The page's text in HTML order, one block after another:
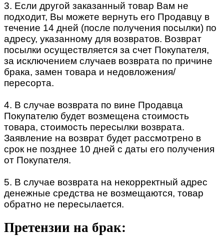
3. Если другой заказанный товар Вам не
подходит, Вы можете вернуть его Продавцу в
течение 14 дней (после получения посылки) по
адресу, указанному для возвратов. Возврат
посылки осуществляется за счет Покупателя,
за исключением случаев возврата по причине
брака, замен товара и недовложения/
пересорта.
4. В случае возврата по вине Продавца
Покупателю будет возмещена стоимость
товара, стоимость пересылки возврата.
Заявление на возврат будет рассмотрено в
срок не позднее 10 дней с даты его получения
от Покупателя.
5. В случае возврата на некорректный адрес
денежные средства не возмещаются, товар
обратно не пересылается.
Претензии на брак: